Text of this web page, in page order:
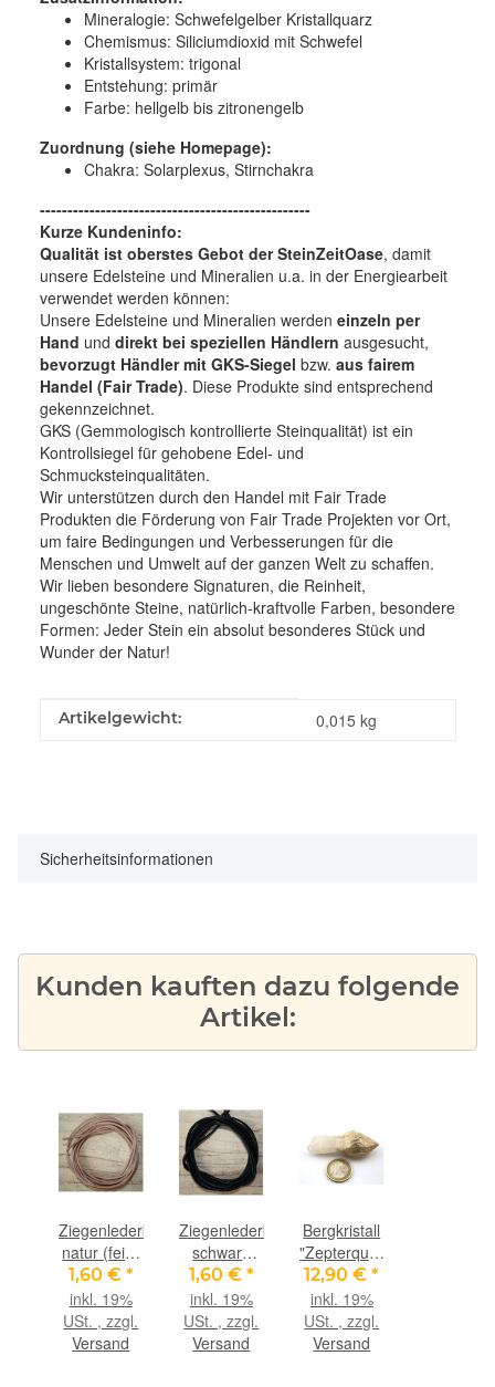
Mineralogie: Schwefelgelber Kristallquarz
Chemismus: Siliciumdioxid mit Schwefel
Kristallsystem: trigonal
Entstehung: primär
Farbe: hellgelb bis zitronengelb
Zuordnung (siehe Homepage):
Chakra: Solarplexus, Stirnchakra
-------------------------------------------------
Kurze Kundeninfo:
Qualität ist oberstes Gebot der SteinZeitOase, damit
unsere Edelsteine und Mineralien u.a. in der Energiearbeit
verwendet werden können:
Unsere Edelsteine und Mineralien werden einzeln per
Hand und direkt bei speziellen Händlern ausgesucht,
bevorzugt Händler mit GKS-Siegel bzw. aus fairem
Handel (Fair Trade). Diese Produkte sind entsprechend
gekennzeichnet.
GKS (Gemmologisch kontrollierte Steinqualität) ist ein
Kontrollsiegel für gehobene Edel- und
Schmucksteinqualitäten.
Wir unterstützen durch den Handel mit Fair Trade
Produkten die Förderung von Fair Trade Projekten vor Ort,
um faire Bedingungen und Verbesserungen für die
Menschen und Umwelt auf der ganzen Welt zu schaffen.
Wir lieben besondere Signaturen, die Reinheit,
ungeschönte Steine, natürlich-kraftvolle Farben, besondere
Formen: Jeder Stein ein absolut besonderes Stück und
Wunder der Natur!
Produkteigenschaft
Wert
Artikelgewicht: 0,015 kg
Sicherheitsinformationen
Kunden kauften dazu folgende
Artikel:
Ziegenlederband
natur (fein-
weich), ca.
1,4 mm
Durchm.,
ca. 1 m
1,60 € *
inkl. 19%
USt. , zzgl.
Versand
Ziegenlederband
schwarz
(fein-
weich), ca.
1,4 mm
Durchm.,
1,60 € *
inkl. 19%
USt. , zzgl.
Versand
Bergkristall
"Zepterquarz
/
Szepterquarz"
Natur-
Kristall -
12,90 €*
inkl. 19%
USt. , zzgl.
Versand